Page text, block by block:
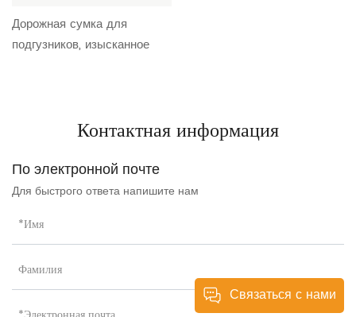
Дорожная сумка для
подгузников, изысканное
беременных,
продажа HTG-25603
Контактная информация
По электронной почте
Для быстрого ответа напишите нам
Связаться с нами